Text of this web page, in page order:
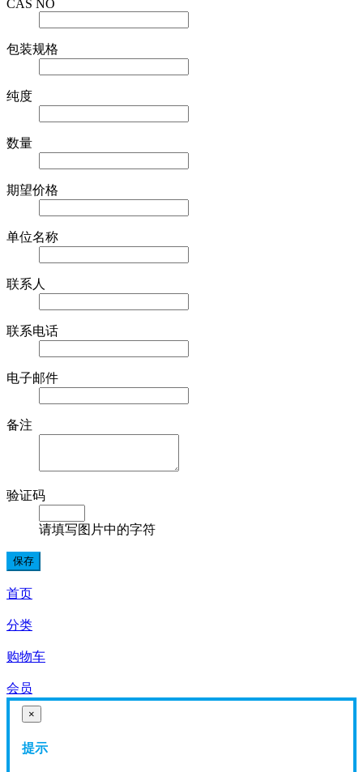
CAS NO
包装规格
纯度
数量
期望价格
单位名称
联系人
联系电话
电子邮件
备注
验证码
请填写图片中的字符
首页
分类
购物车
会员
×
提示